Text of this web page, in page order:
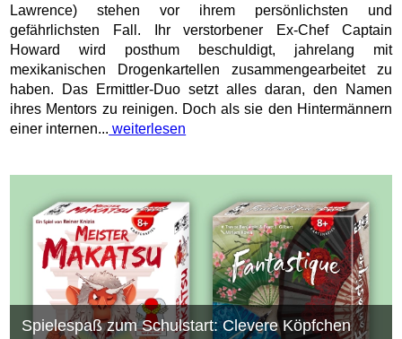
Lawrence) stehen vor ihrem persönlichsten und
gefährlichsten Fall. Ihr verstorbener Ex-Chef Captain
Howard wird posthum beschuldigt, jahrelang mit
mexikanischen Drogenkartellen zusammengearbeitet zu
haben. Das Ermittler-Duo setzt alles daran, den Namen
ihres Mentors zu reinigen. Doch als sie den Hintermännern
einer internen... weiterlesen
Spielespaß zum Schulstart: Clevere Köpfchen